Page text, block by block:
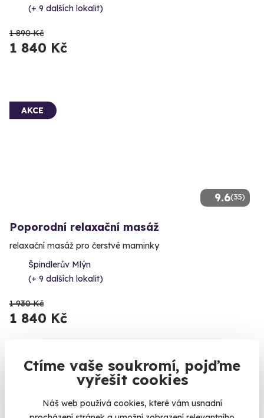
Ctíme vaše soukromí, pojďme
vyřešit cookies
Náš web používá cookies, které vám usnadní
(+ 9 dalších lokalit)
1 890 Kč
1 840 Kč
9.6(35)
AKCE
Poporodní relaxační masáž
relaxační masáž pro čerstvé maminky
Špindlerův Mlýn
(+ 9 dalších lokalit)
1 930 Kč
1 840 Kč